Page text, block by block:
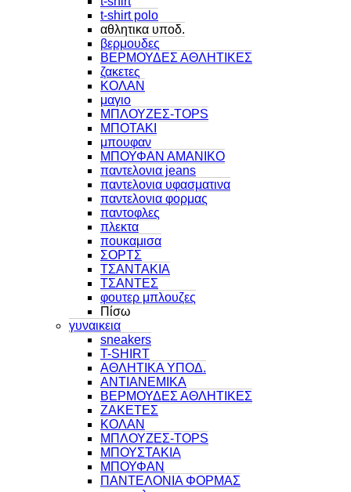
t-shirt polo
αθλητικα υποδ.
βερμουδες
ΒΕΡΜΟΥΔΕΣ ΑΘΛΗΤΙΚΕΣ
ζακετες
ΚΟΛΑΝ
μαγιο
ΜΠΛΟΥΖΕΣ-TOPS
ΜΠΟΤΑΚΙ
μπουφαν
ΜΠΟΥΦΑΝ ΑΜΑΝΙΚΟ
παντελονια jeans
παντελονια υφασματινα
παντελονια φορμας
παντοφλες
πλεκτα
πουκαμισα
ΣΟΡΤΣ
ΤΣΑΝΤΑΚΙΑ
ΤΣΑΝΤΕΣ
φουτερ μπλουζες
Πίσω
γυναικεια
sneakers
T-SHIRT
ΑΘΛΗΤΙΚΑ ΥΠΟΔ.
ΑΝΤΙΑΝΕΜΙΚΑ
ΒΕΡΜΟΥΔΕΣ ΑΘΛΗΤΙΚΕΣ
ΖΑΚΕΤΕΣ
ΚΟΛΑΝ
ΜΠΛΟΥΖΕΣ-TOPS
ΜΠΟΥΣΤΑΚΙΑ
ΜΠΟΥΦΑΝ
ΠΑΝΤΕΛΟΝΙΑ ΦΟΡΜΑΣ